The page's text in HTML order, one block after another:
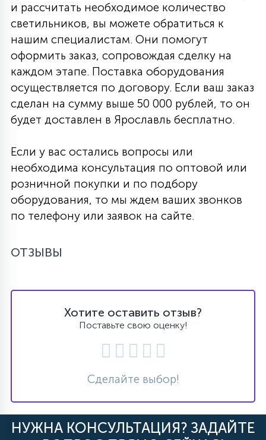
и рассчитать необходимое количество
светильников, вы можете обратиться к
нашим специалистам. Они помогут
оформить заказ, сопровождая сделку на
каждом этапе. Поставка оборудования
осуществляется по договору. Если ваш заказ
сделан на сумму выше 50 000 рублей, то он
будет доставлен в Ярославль бесплатно.
Если у вас остались вопросы или
необходима консультация по оптовой или
розничной покупки и по подбору
оборудования, то мы ждем ваших звонков
по телефону или заявок на сайте.
ОТЗЫВЫ
Хотите оставить отзыв?
Поставьте свою оценку!
Сделайте выбор!
НУЖНА КОНСУЛЬТАЦИЯ? ЗАДАЙТЕ